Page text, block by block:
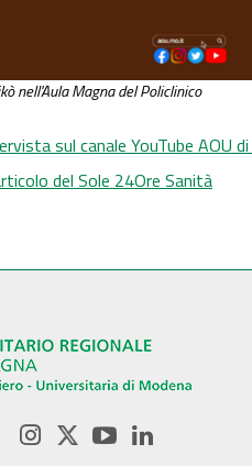
nell'Aula Magna del Policlinico
sul canale YouTube AOU
del Sole 24Ore Sanità